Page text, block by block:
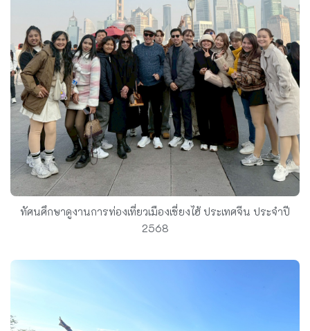
ทัศนศึกษาดูงานการท่องเที่ยวเมืองเซี่ยงไฮ้ ประเทศจีน ประจำปี
2568